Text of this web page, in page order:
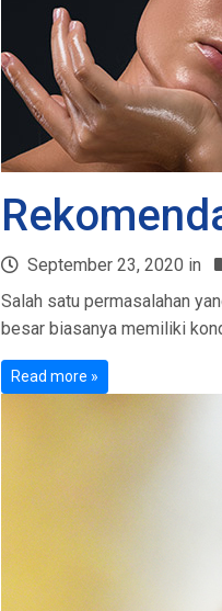
September 23, 2020 in
Salah satu permasalahan
besar biasanya memiliki
Read more »